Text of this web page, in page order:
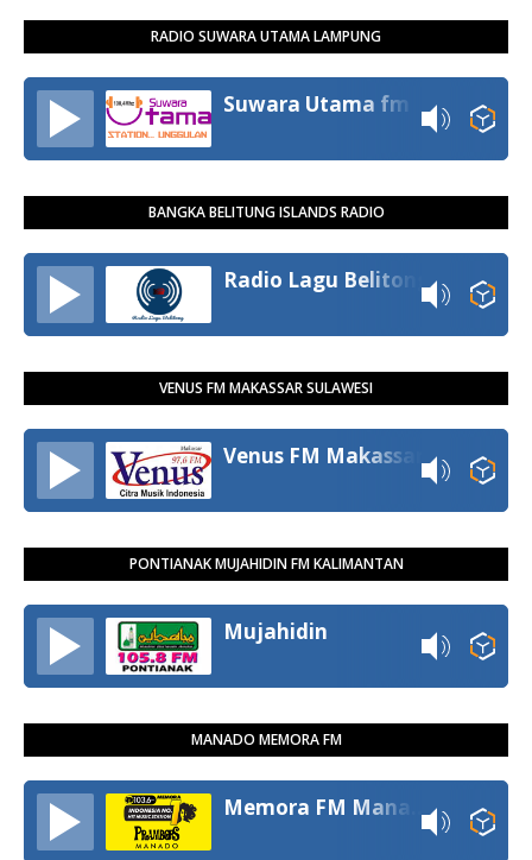
RADIO SUWARA UTAMA LAMPUNG
Suwara Utama fm
BANGKA BELITUNG ISLANDS RADIO
Radio Lagu Belitong
VENUS FM MAKASSAR SULAWESI
Venus FM Makassar
PONTIANAK MUJAHIDIN FM KALIMANTAN
Mujahidin
MANADO MEMORA FM